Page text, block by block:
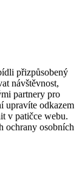
přizpůsobený
návštěvnost,
partnery pro
upravíte odkazem
v patičce webu.
ochrany osobních